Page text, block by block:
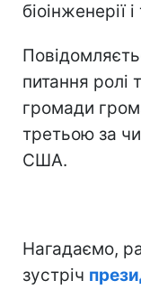
біоінженерії
питання ролі
громади
третьою за
США.
Нагадаємо,
зустріч